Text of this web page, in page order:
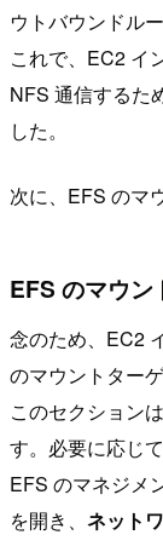
ウトバウンドル
これで、EC2 イ
NFS 通信するた
した。
次に、EFS のマ
EFS のマウン
念のため、EC2
のマウントター
このセクション
す。必要に応じ
EFS のマネジメ
を開き、 ネット